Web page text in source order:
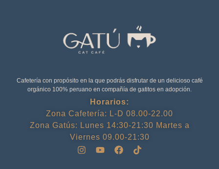
Cafetería con propósito en la que podrás disfrutar de un delicioso café
orgánico 100% peruano en compañía de gatitos en adopción.
Horarios:
Zona Cafetería: L-D 08.00-22.00
Zona Gatús: Lunes 14:30-21:30 Martes a
Viernes 09.00-21:30